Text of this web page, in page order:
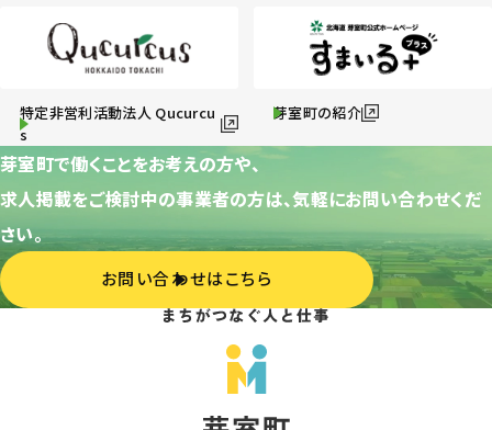
特定非営利活動法人 Qucurcu
s
芽室町の紹介
芽室町で働くことをお考えの方や、
求人掲載をご検討中の事業者の方は、気軽にお問い合わせくだ
さい。
お問い合わせはこちら